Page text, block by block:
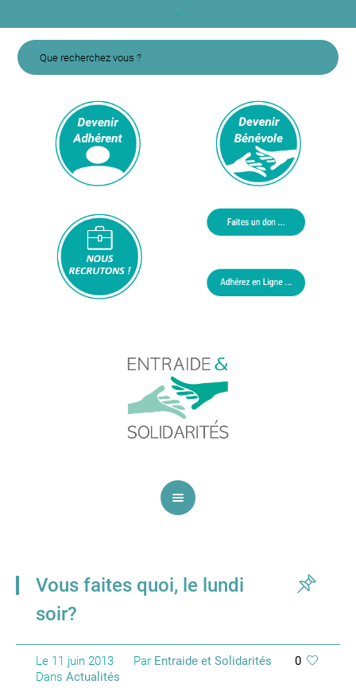
Vous faites quoi, le lundi
soir?
0
Le 11 juin 2013 Par Entraide et Solidarités
Dans Actualités